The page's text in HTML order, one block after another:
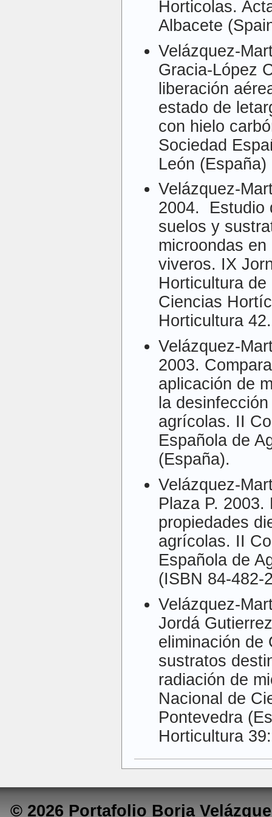
Horticolas.
Albacete
Velázquez-
Gracia-López
liberación
estado de
con hielo
Sociedad
León
Velázquez-
2004. Estudio
suelos y
microondas
viveros. IX
Horticultura
Ciencias
Horticultura
Velázquez-
2003.
aplicación de
la
agrícolas. II
Española de
(España).
Velázquez-
Plaza P.
propiedades
agrícolas. II
Española de
(ISBN 84-482-
Velázquez-
Jordá
eliminación de
sustratos
radiación de
Nacional de
Pontevedra
Horticultura
© 2026 Portafolio Borja